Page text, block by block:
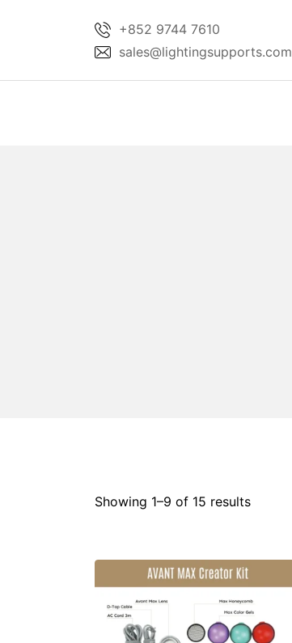
+852 9744 7610
sales@lightingsupports.com
Showing 1–9 of 15 results